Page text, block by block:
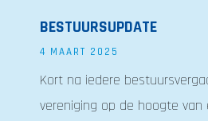
BESTUURSUPDATE
4 MAART 2025
Kort na iedere
vereniging op de hoogte van